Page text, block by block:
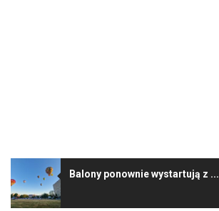
Balony ponownie wystartują z ...